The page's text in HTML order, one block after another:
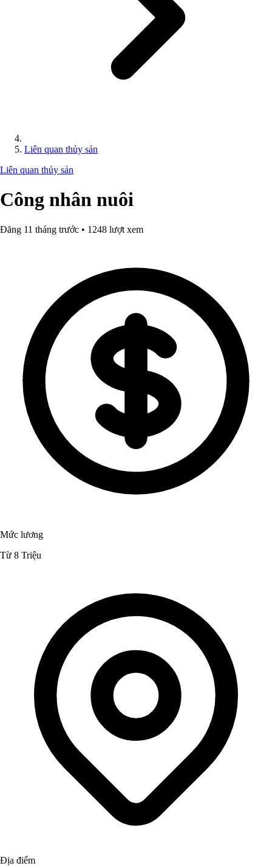
Liên quan thủy sản
Liên quan thủy sản
Công nhân nuôi
Đăng 11 tháng trước • 1248 lượt xem
Mức lương
Từ 8 Triệu
Địa điểm